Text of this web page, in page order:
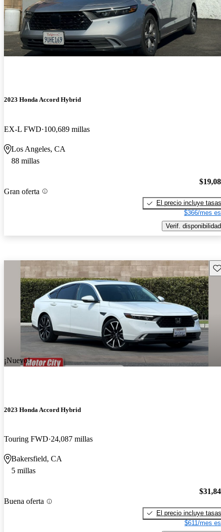
2023 Honda Accord Hybrid
EX-L FWD 100,689 millas
Los Angeles, CA
88 millas
Gran oferta
El precio incluye tasas
$366/mes
Verif. disponibilidad
¡Nuevo!
2023 Honda Accord Hybrid
Touring FWD 24,087 millas
Bakersfield, CA
5 millas
Buena oferta
El precio incluye tasas
$611/mes